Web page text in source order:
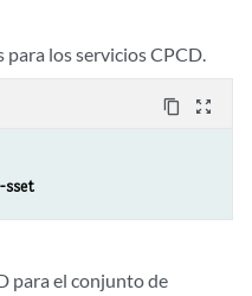
los servicios CPCD.
content_copy zoom_out_map
para el conjunto de